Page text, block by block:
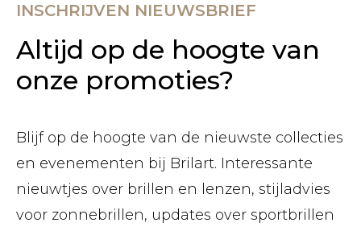
INSCHRIJVEN NIEUWSBRIEF
Altijd op de hoogte van
onze promoties?
Blijf op de hoogte van de nieuwste collecties
en evenementen bij Brilart. Interessante
nieuwtjes over brillen en lenzen, stijladvies
voor zonnebrillen, updates over sportbrillen